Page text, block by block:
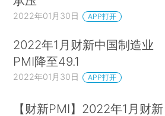
2022年01月30日 APP打开
2022年1月财新中国制造业
PMI降至49.1
2022年01月30日 APP打开
【财新PMI】2022年1月财新